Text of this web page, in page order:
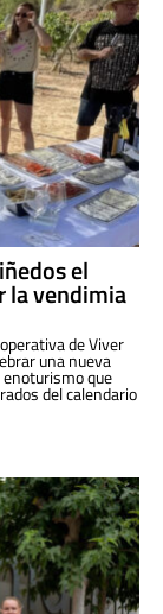
el
la vendimia
de Viver
una nueva
enoturismo que
del calendario